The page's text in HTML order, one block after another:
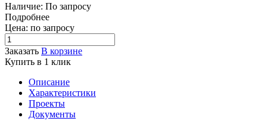
Наличие: По запросу
Подробнее
Цена: по запросу
Заказать В корзине
Купить в 1 клик
Описание
Характеристики
Проекты
Документы